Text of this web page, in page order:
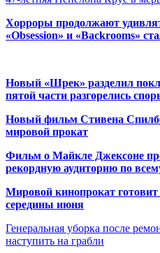
Хорроры продолжают
«Obsession» и «Backrooms»
Новый «Шрек» разделил
пятой части разгорелись
Новый фильм Стивена
мировой прокат
Фильм о Майкле Джексоне
рекордную аудиторию по
Мировой кинопрокат
середины июня
Генеральная уборка после
наступить на грабли